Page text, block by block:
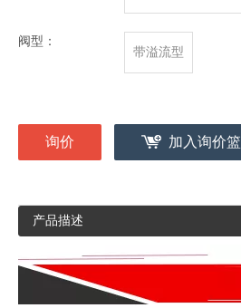
阀型：
带溢流型
询价 加入询价篮
产品描述